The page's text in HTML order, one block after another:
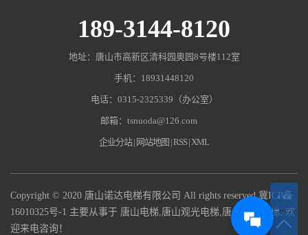
189-3144-8120
地址：唐山市高新区清科园奥园8号楼112室
手机：18931448120
电话：0315-2325339（办公室）
邮箱：tsnuoda@126.com
企业分站| 网站地图 |RSS|XML
Copyright © 2020 唐山诺达电梯有限公司 All rights reserved冀ICP备
16010325号-1 主要从事于 唐山电梯,唐山观光电梯,唐山杂物电梯, 欢
迎来电咨询！